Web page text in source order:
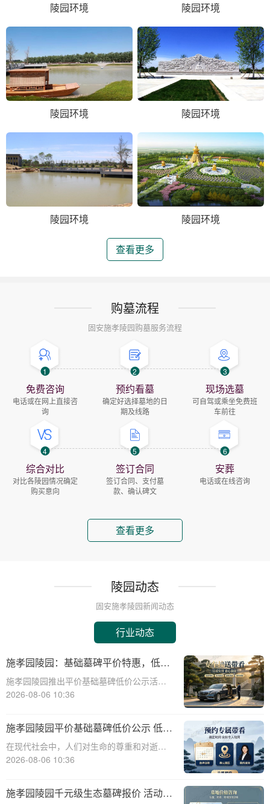
陵园环境 陵园环境
陵园环境 陵园环境
陵园环境 陵园环境
查看更多
购墓流程
固安施孝陵园购墓服务流程
1
免费咨询
电话或在网上直接咨
询
2
预约看墓
确定好选择墓地的日
期及线路
3
现场选墓
可自驾或乘坐免费班
车前往
4
综合对比
对比各陵园情况确定
购买意向
5
签订合同
签订合同、支付墓
款、确认碑文
6
安葬
电话或在线咨询
查看更多
陵园动态
固安施孝陵园新闻动态
行业动态
施孝园陵园：基础墓碑平价特惠，低预
算家庭专属优惠详解
施孝园陵园推出平价基础墓碑低价公示活
动，为低预算家庭提供专属优惠，帮助您在
济实惠且美观的墓碑。☎ 施孝园陵园电
话:400-838-5063平价基础墓碑的特点：
2026-08-06 10:36
施孝园陵园平价基础墓碑低价公示 低预
算家庭专属优惠
在现代社会中，人们对生命的尊重和对逝者
的缅怀显得尤为重要。陵园作为安息逝者、
直接关系到家属的情感体验。施孝园陵园作
为一家专业的陵园服务机构，一直致力于为
2026-08-06 10:36
施孝园陵园千元级生态墓碑报价 活动期